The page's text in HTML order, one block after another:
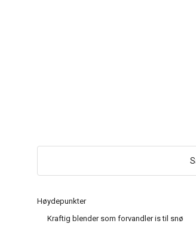
Høydepunkter
Kraftig blender som forvandler is til snø